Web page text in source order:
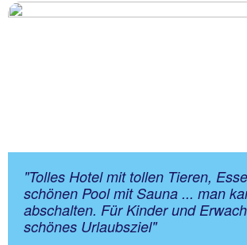
"Tolles Hotel mit tollen Tieren,
schönen Pool mit Sauna ... man
abschalten. Für Kinder und
schönes Urlaubsziel"